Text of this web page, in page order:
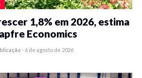
1,8% em 2026, estima
Economics
- 6 de agosto de 2026